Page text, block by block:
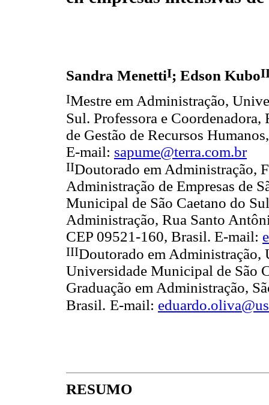
Sandra MenettiI; Edson Kubo
IMestre em Administração,
Sul. Professora e
de Gestão de Recursos
E-mail: sapume@terra.com.br
IIDoutorado em Administração,
Administração de Empresas de
Municipal de São Caetano do
Administração, Rua Santo
CEP 09521-160, Brasil. E-mail:
IIIDoutorado em Administração,
Universidade Municipal de São
Graduação em Administração,
Brasil. E-mail:
RESUMO